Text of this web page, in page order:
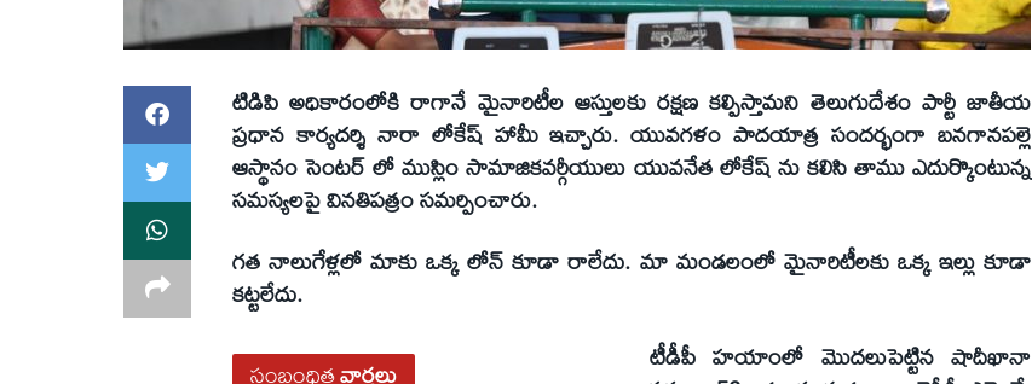
టిడిపి అధికారంలోకి రాగానే మైనారిటీల ఆస్తులకు రక్షణ కల్పిస్తామని తెలుగుదేశం పార్టీ జాతీయ
ప్రధాన కార్యదర్శి నారా లోకేష్ హామీ ఇచ్చారు. యువగళం పాదయాత్ర సందర్భంగా బనగానపల్లె
ఆస్థానం సెంటర్ లో ముస్లిం సామాజికవర్గీయులు యువనేత లోకేష్ ను కలిసి తాము ఎదుర్కొంటున్న
సమస్యలపై వినతిపత్రం సమర్పించారు.
గత నాలుగేళ్లలో మాకు ఒక్క లోన్ కూడా రాలేదు. మా మండలంలో మైనారిటీలకు ఒక్క ఇల్లు కూడా
కట్టలేదు.
సంబంధితవార్తలు టీడీపీ హయాంలో మొదలుపెట్టిన షాదీఖానా